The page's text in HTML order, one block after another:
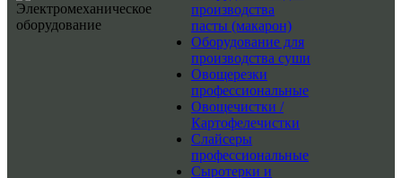
производства
пасты (макарон)
Оборудование для
производства суши
Овощерезки
профессиональные
Овощечистки /
Картофелечистки
Слайсеры
профессиональные
Сыротерки и